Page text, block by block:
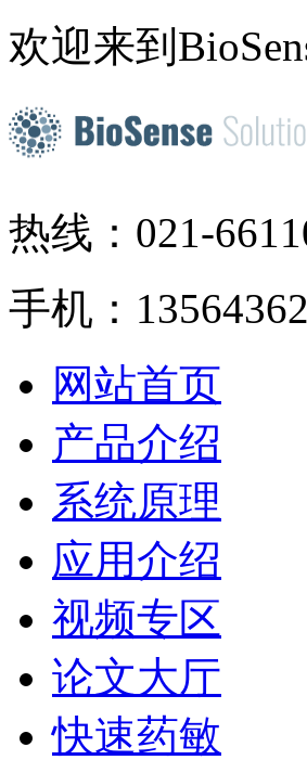
欢迎来到
热线：021-
手机：
网站首页
产品介绍
系统原理
应用介绍
视频专区
论文大厅
快速药敏